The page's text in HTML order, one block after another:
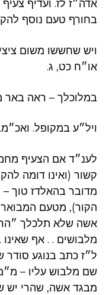
אדה״ז לז. ועדיף
בחורף טעם נוסף
ויש שחששו משום
או״ח כט, ג.
במלוכלך – ראה באר
ויל״ע במקופל. ואכ״מ.
לענ״ד אם הצעיף
קשור (ואינו דומה
הקור), מטעם המבואר
אשה שלא תלכלך
מלבושים . . אף
ל״ז כתב בנוגע סודר
שם מלבוש עליו –
מבגד אשה, שהרי יש